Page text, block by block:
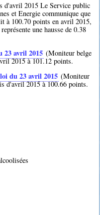
d'avril 2015 Le Service public
et Energie communique que
à 100.70 points en avril 2015,
une hausse de 0.38
23 avril 2015 (Moniteur belge
2015 à 101.12 points.
loi du 23 avril 2015 (Moniteur
d'avril 2015 à 100.66 points.